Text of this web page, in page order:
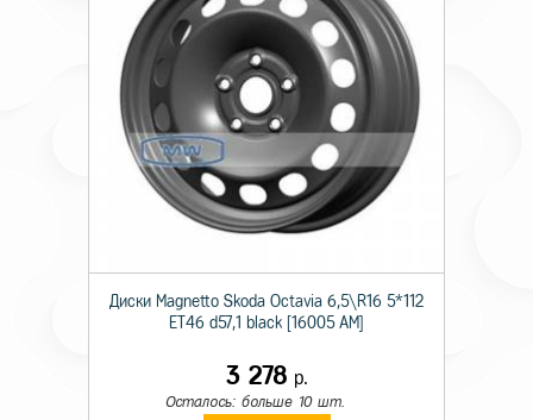
Диски Magnetto Skoda Octavia 6,5\R16 5*112
ET46 d57,1 black [16005 AM]
3 278 р.
Осталось: больше 10 шт.